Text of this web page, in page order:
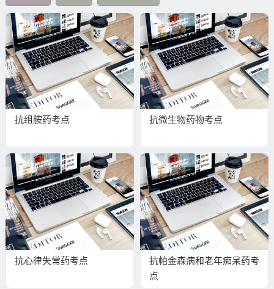
抗组胺药考点 抗微生物药物考点
抗心律失常药考点
抗帕金森病和老年痴呆药考
点